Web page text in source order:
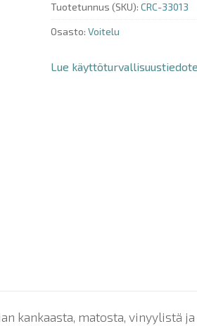
Tuotetunnus (SKU): CRC-33013
Osasto: Voitelu
Lue käyttöturvallisuustiedote
kankaasta, matosta, vinyylistä